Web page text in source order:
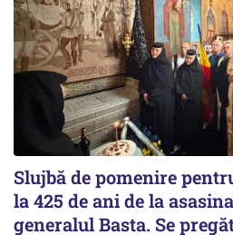
Slujbă de pomenire
la 425 de ani de la
generalul Basta. Se